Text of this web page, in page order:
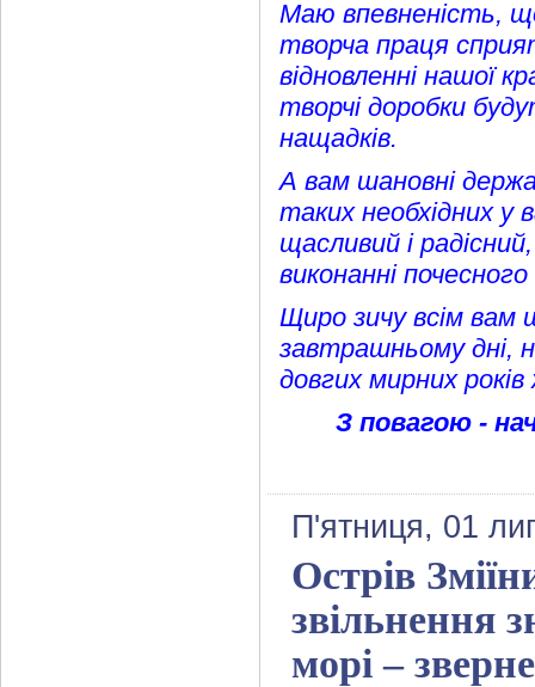
Маю впевненість,
творча праця
відновленні нашої
творчі доробки
нащадків.
А вам шановні
таких необхідних
щасливий і
виконанні почесного
Щиро зичу всім вам
завтрашньому дні,
довгих мирних
З повагою -
П'ятниця, 01
Острів
звільнення
морі –